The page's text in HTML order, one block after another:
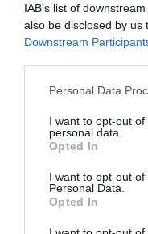
IAB’s list of
also be disclosed by us
Downstream
Personal Data
I want to opt-out
personal data.
Opted In
I want to opt-out
Personal Data.
Opted In
Jaa video myös
siitä! 🙂
F
a
c
e
b
M
e
ss
e
n
X
A